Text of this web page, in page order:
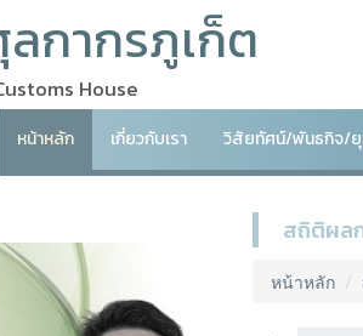
กากรภูเก็ต
House
หน้าหลัก เกี่ยวกับเรา วิสัยทัศน์/พันธกิจ/
สถิติผล
หน้าหลัก